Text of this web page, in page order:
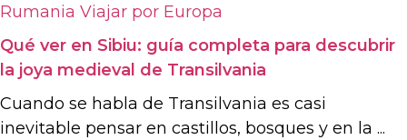
Rumania Viajar por Europa
Qué ver en Sibiu: guía completa para descubrir
la joya medieval de Transilvania
Cuando se habla de Transilvania es casi
inevitable pensar en castillos, bosques y en la ...